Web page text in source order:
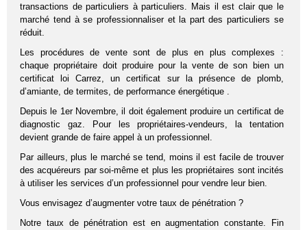
transactions de particuliers à particuliers. Mais il est clair que le
marché tend à se professionnaliser et la part des particuliers se
réduit.
Les procédures de vente sont de plus en plus complexes :
chaque propriétaire doit produire pour la vente de son bien un
certificat loi Carrez, un certificat sur la présence de plomb,
d’amiante, de termites, de performance énergétique .
Depuis le 1er Novembre, il doit également produire un certificat de
diagnostic gaz. Pour les propriétaires-vendeurs, la tentation
devient grande de faire appel à un professionnel.
Par ailleurs, plus le marché se tend, moins il est facile de trouver
des acquéreurs par soi-même et plus les propriétaires sont incités
à utiliser les services d’un professionnel pour vendre leur bien.
Vous envisagez d’augmenter votre taux de pénétration ?
Notre taux de pénétration est en augmentation constante. Fin